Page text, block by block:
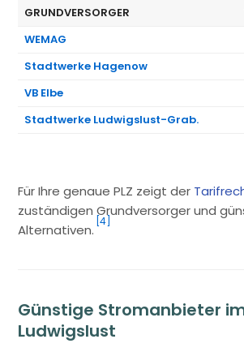
GRUNDVERSORGER
WEMAG
Stadtwerke Hagenow
VB Elbe
Stadtwerke Ludwigslust-Grab.
Für Ihre genaue PLZ zeigt der
zuständigen Grundversorger und
Alternativen.
[4]
Günstige Stromanbieter
Ludwigslust